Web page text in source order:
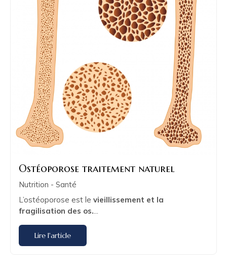
Ostéoporose traitement naturel
Nutrition - Santé
L’ostéoporose est le vieillissement et la
fragilisation des os....
Lire l'article